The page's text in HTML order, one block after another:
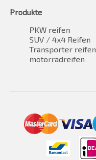
Produkte
PKW reifen
SUV / 4x4 Reifen
Transporter reifen
motorradreifen